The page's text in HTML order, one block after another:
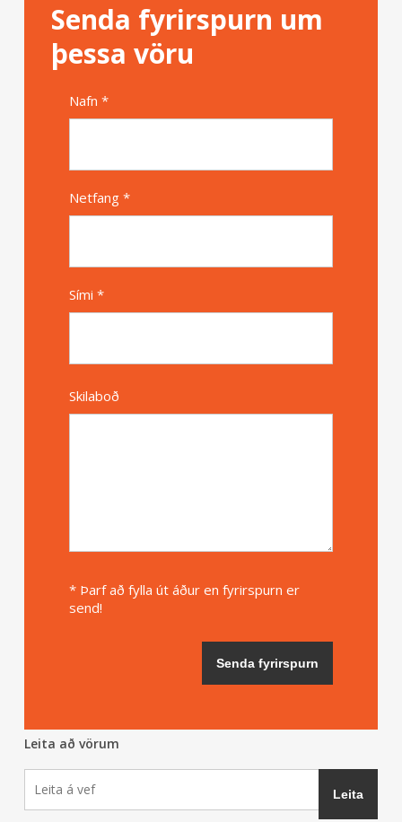
Senda fyrirspurn um
þessa vöru
Nafn *
Netfang *
Sími *
Skilaboð
* Þarf að fylla út áður en fyrirspurn er
send!
Leita að vörum